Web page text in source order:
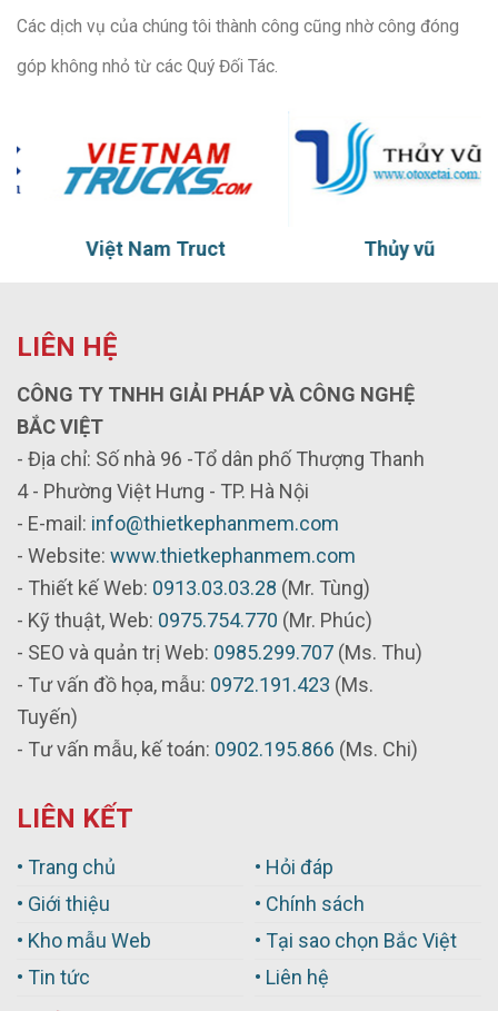
Các dịch vụ của chúng tôi thành công cũng nhờ công đóng
góp không nhỏ từ các Quý Đối Tác.
Việt Nam Truct Thủy vũ
LIÊN HỆ
CÔNG TY TNHH GIẢI PHÁP VÀ CÔNG NGHỆ
BẮC VIỆT
- Địa chỉ: Số nhà 96 -Tổ dân phố Thượng Thanh
4 - Phường Việt Hưng - TP. Hà Nội
- E-mail: info@thietkephanmem.com
- Website: www.thietkephanmem.com
- Thiết kế Web: 0913.03.03.28 (Mr. Tùng)
- Kỹ thuật, Web: 0975.754.770 (Mr. Phúc)
- SEO và quản trị Web: 0985.299.707 (Ms. Thu)
- Tư vấn đồ họa, mẫu: 0972.191.423 (Ms.
Tuyến)
- Tư vấn mẫu, kế toán: 0902.195.866 (Ms. Chi)
LIÊN KẾT
• Trang chủ
• Giới thiệu
• Kho mẫu Web
• Tin tức
• Hỏi đáp
• Chính sách
• Tại sao chọn Bắc Việt
• Liên hệ